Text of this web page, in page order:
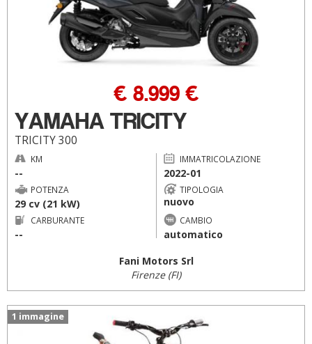
YAMAHA TRICITY
TRICITY 300
€ 8.999 €
KM
--
IMMATRICOLAZIONE
2022-01
POTENZA
29 cv (21 kW)
TIPOLOGIA
nuovo
CARBURANTE
--
CAMBIO
automatico
Fani Motors Srl
Firenze (FI)
1 immagine